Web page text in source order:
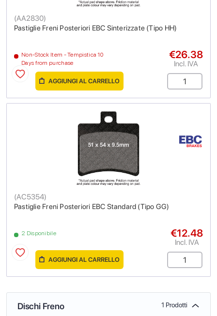
Pastiglie Freni Posteriori EBC Sinterizzate (Tipo HH)
(AA2830)
Non-Stock Item - Tempistica 10
Days from purchase
€26.38
Incl. IVA
AGGIUNGI AL CARRELLO
Pastiglie Freni Posteriori EBC Standard (Tipo GG)
(AC5354)
2 Disponibile €12.48
Incl. IVA
AGGIUNGI AL CARRELLO
Dischi Freno 1 Prodotti